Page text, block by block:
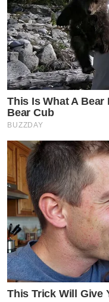
This Is What A Bear
Bear Cub
BUZZDAY
This Trick Will Give